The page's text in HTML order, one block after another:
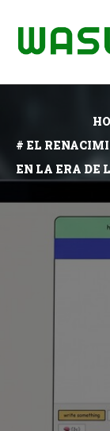
# EL
EN LA ERA DE